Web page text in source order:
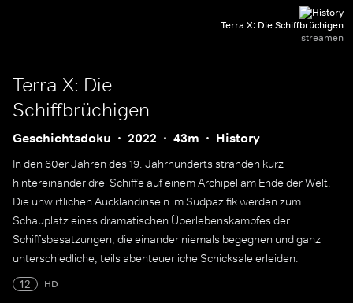
Terra X: Die Schiffbrüchigen
streamen
Terra X: Die
Schiffbrüchigen
Geschichtsdoku 2022 43m History
In den 60er Jahren des 19. Jahrhunderts stranden kurz
hintereinander drei Schiffe auf einem Archipel am Ende der Welt.
Die unwirtlichen Aucklandinseln im Südpazifik werden zum
Schauplatz eines dramatischen Überlebenskampfes der
Schiffsbesatzungen, die einander niemals begegnen und ganz
unterschiedliche, teils abenteuerliche Schicksale erleiden.
12
HD